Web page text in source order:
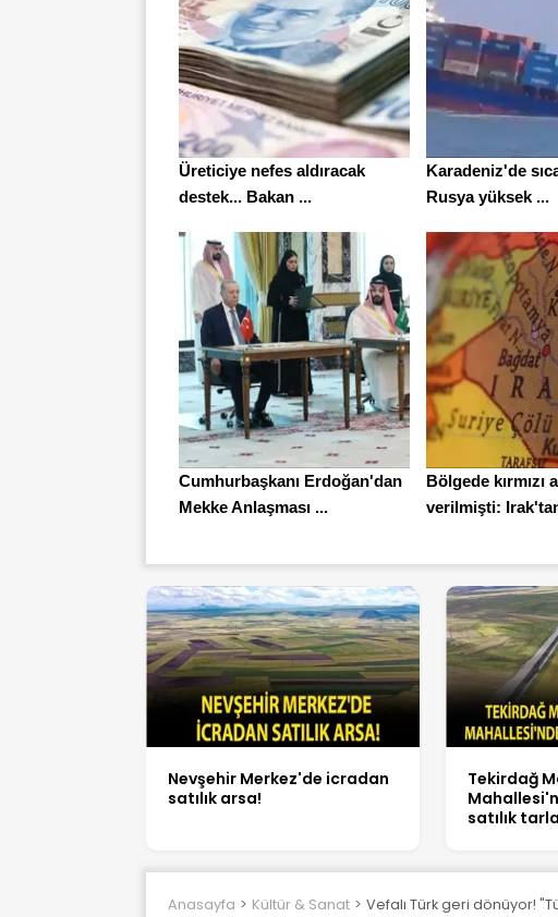
Üreticiye nefes aldıracak
destek... Bakan ...
Karadeniz'de
Rusya yüksek ...
Cumhurbaşkanı Erdoğan'dan
Mekke Anlaşması ...
Bölgede kırmızı
verilmişti:
Nevşehir Merkez'de icradan
satılık arsa!
Tekirdağ
satılık
Anasayfa Kültür & Sanat Vefalı Türk geri dönüyor!